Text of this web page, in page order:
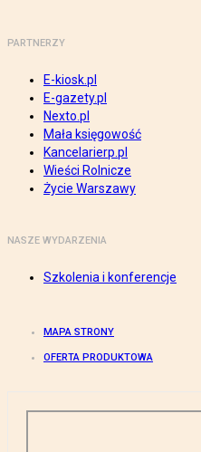
PARTNERZY
E-kiosk.pl
E-gazety.pl
Nexto.pl
Mała księgowość
Kancelarierp.pl
Wieści Rolnicze
Życie Warszawy
NASZE WYDARZENIA
Szkolenia i konferencje
MAPA STRONY
OFERTA PRODUKTOWA